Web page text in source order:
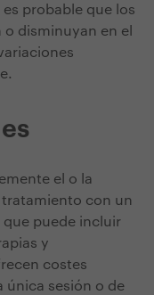
probable que los
disminuyan en el
el o la
con un
puede incluir
y
costes
única sesión o de